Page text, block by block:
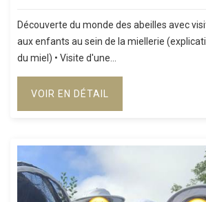
Découverte du monde des abeilles avec
aux enfants au sein de la miellerie
du miel) • Visite d'une...
VOIR EN DÉTAIL